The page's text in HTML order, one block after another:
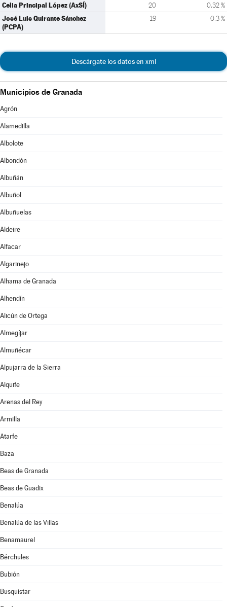
Celia Principal López (AxSÍ) 20 0,32 %
José Luis Quirante Sánchez
(PCPA)
19 0,3 %
Descárgate los datos en xml
Municipios de Granada
Agrón
Alamedilla
Albolote
Albondón
Albuñán
Albuñol
Albuñuelas
Aldeire
Alfacar
Algarinejo
Alhama de Granada
Alhendín
Alicún de Ortega
Almegíjar
Almuñécar
Alpujarra de la Sierra
Alquife
Arenas del Rey
Armilla
Atarfe
Baza
Beas de Granada
Beas de Guadix
Benalúa
Benalúa de las Villas
Benamaurel
Bérchules
Bubión
Busquístar